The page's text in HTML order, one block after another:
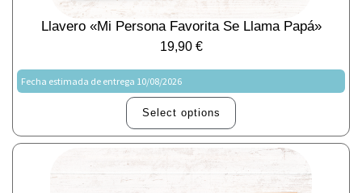
Llavero «Mi Persona Favorita Se Llama Papá»
19,90 €
Fecha estimada de entrega 10/08/2026
Select options